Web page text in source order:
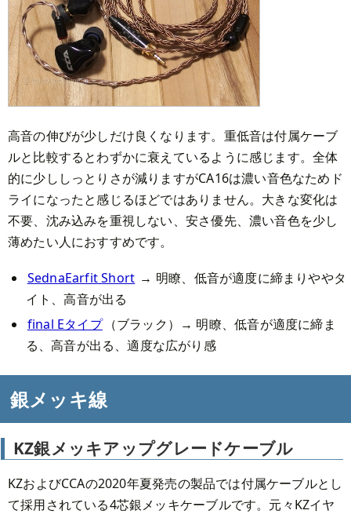
高音の伸びが少しだけ良くなります。重低音は付属ケーブ
ルと比較するとわずかに衰えているように感じます。全体
的に少ししっとりさが減りますがCA16は濃い音色なためド
ライになったと感じるほどではありません。大きな変化は
不要、沈み込みを重視しない、安さ優先、濃い音色を少し
薄めたい人におすすめです。
SednaEarfit Short → 明瞭、低音が適度に締まりややタ
イト、高音が出る
final Eタイプ （ブラック）→ 明瞭、低音が適度に締ま
る、高音が出る、適度な広がり感
銀メッキ線
KZ銀メッキアップグレードケーブル
KZおよびCCAの2020年夏発売の製品では付属ケーブルとし
て採用されている4芯銀メッキケーブルです。元々KZイヤ